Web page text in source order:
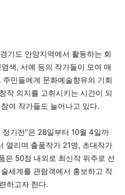
기도 안양지역에서 활동하는 회
색, 서예 등의 작가들이 모여 매
민들에게 문화예술향유의 기회
작 의지를 고취시키는 시간이 되
여 작가들도 늘어나고 있다.
기전”은 28일부터 10월 4일까
열리며 출품작가 21명, 초대작가
은 50점 내외로 최신작 위주로 선
세계를 관람객에서 홍보하고 작
하고자 한다.